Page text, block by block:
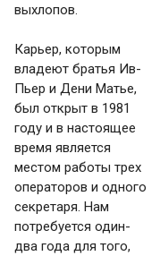
выхлопов.
Карьер, которым
владеют братья Ив-
Пьер и Дени Матье,
был открыт в 1981
году и в настоящее
время является
местом работы трех
операторов и одного
секретаря. Нам
потребуется один-
два года для того,